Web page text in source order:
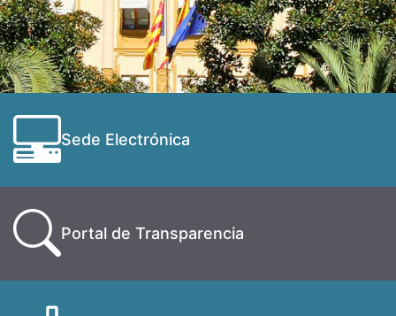
Sede Electrónica
Portal de Transparencia